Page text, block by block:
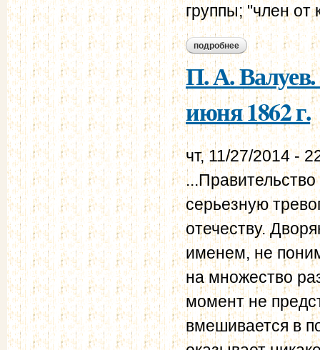
группы; "член
подробнее о городовое
П. А. Валуев.
июня 1862 г.
чт, 11/27/2014 -
серьезную
отечеству.
именем, не
на множество
момент не
вмешивается в